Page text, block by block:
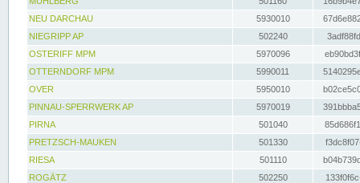
NEU DARCHAU
5930010
NIEGRIPP AP
502240
OSTERIFF MPM
5970096
OTTERNDORF MPM
5990011
OVER
5950010
PINNAU-SPERRWERK AP
5970019
PIRNA
501040
PRETZSCH-MAUKEN
501330
RIESA
501110
ROGÄTZ
502250